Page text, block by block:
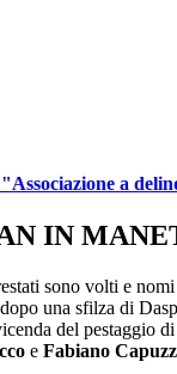
a
IN
sono volti e
una sfilza di
del pestaggio
e Fabiano